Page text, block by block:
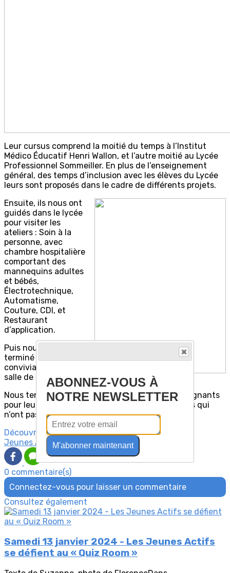
Leur cursus comprend la moitié du temps à l’Institut
Médico Éducatif Henri Wallon, et l’autre moitié au Lycée
Professionnel Sommeiller. En plus de l’enseignement
général, des temps d’inclusion avec les élèves du Lycée
leurs sont proposés dans le cadre de différents projets.
Ensuite, ils nous ont
guidés dans le lycée
pour visiter les
ateliers : Soin à la
personne, avec
chambre hospitalière
comportant des
mannequins adultes
et bébés,
Électrotechnique,
Automatisme,
Couture, CDI, et
Restaurant
d’application.
Puis nous avons
terminé par un goûter
convivial dans leur
salle de classe.
Nous tenons à remercier les élèves et leurs enseignants
pour leur accueil, particulièrement les volontaires qui
n’ont pas hésité à rester 2 heures de plus.
Découvrez davantage d'articles sur ces thèmes :
Jeunes Actifs
0 commentaire(s)
Connectez-vous pour laisser un commentaire
Consultez également
Samedi 13 janvier 2024 - Les Jeunes Actifs
se défient au « Quiz Room »
ABONNEZ-VOUS À
NOTRE NEWSLETTER
M'abonner maintenant